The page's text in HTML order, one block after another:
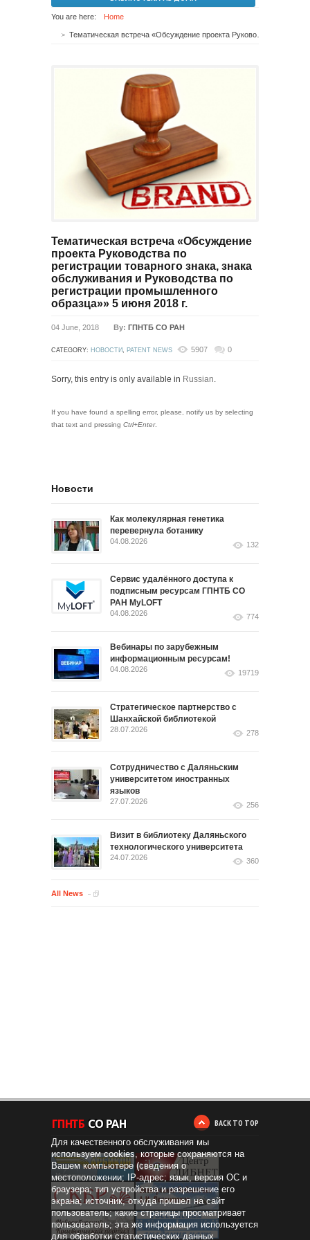
You are here: Home
Тематическая встреча «Обсуждение
проекта Руководства по
регистрации товарного знака, знака
обслуживания и Руководства по
регистрации промышленного
образца»» 5 июня 2018 г.
04 June, 2018 By: ГПНТБ СО РАН
CATEGORY: НОВОСТИ, PATENT NEWS 5907 0
Sorry, this entry is only available in Russian.
If you have found a spelling error, please, notify us by selecting
that text and pressing Ctrl+Enter.
Новости
Как молекулярная генетика
перевернула ботанику
04.08.2026 132
Сервис удалённого доступа к
подписным ресурсам ГПНТБ СО
РАН MyLOFT
04.08.2026 774
Вебинары по зарубежным
информационным ресурсам!
04.08.2026 19719
Стратегическое партнерство с
Шанхайской библиотекой
28.07.2026 278
Сотрудничество с Даляньским
университетом иностранных
языков
27.07.2026 256
Визит в библиотеку Даляньского
технологического университета
24.07.2026 360
All News
BACK TO TOP
Для качественного обслуживания мы
используем cookies, которые сохраняются на
Вашем компьютере (сведения о
местоположении; IP-адрес; язык, версия ОС и
браузера; тип устройства и разрешение его
экрана; источник, откуда пришел на сайт
пользователь; какие страницы просматривает
пользователь; эта же информация используется
для обработки статистических данных